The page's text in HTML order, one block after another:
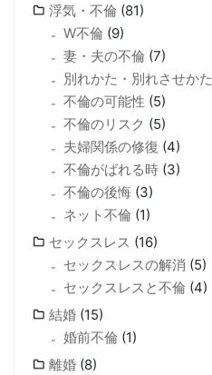
浮気・不倫 (81)
W不倫 (9)
妻・夫の不倫 (7)
別れかた・別れさせかた
不倫の可能性 (5)
不倫のリスク (5)
夫婦関係の修復 (4)
不倫がばれる時 (3)
不倫の後悔 (3)
ネット不倫 (1)
セックスレス (16)
セックスレスの解消 (5)
セックスレスと不倫 (4)
結婚 (15)
婚前不倫 (1)
離婚 (8)